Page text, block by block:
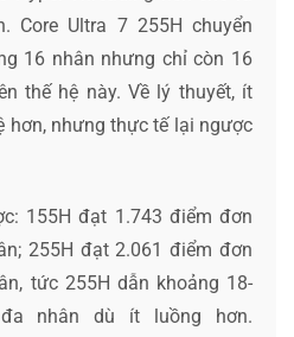
Core Ultra 7 255H chuyển
16 nhân nhưng chỉ còn 16
thế hệ này. Về lý thuyết, ít
hơn, nhưng thực tế lại ngược
155H đạt 1.743 điểm đơn
255H đạt 2.061 điểm đơn
tức 255H dẫn khoảng 18-
nhân dù ít luồng hơn.